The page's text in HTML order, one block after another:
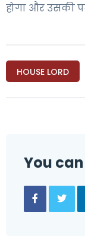
होगा और उसकी
HOUSE LORD
You